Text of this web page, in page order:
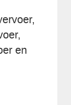
en